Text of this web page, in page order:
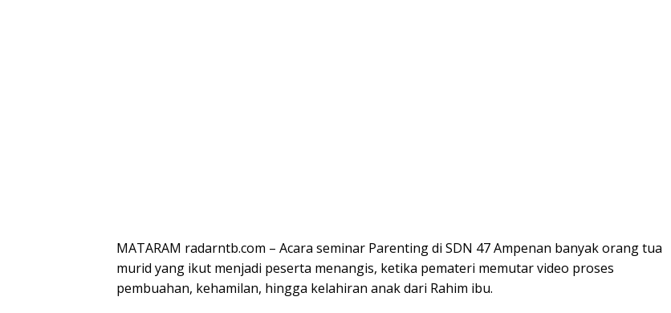
MATARAM radarntb.com – Acara seminar Parenting di SDN 47 Ampenan banyak orang tua
murid yang ikut menjadi peserta menangis, ketika pemateri memutar video proses
pembuahan, kehamilan, hingga kelahiran anak dari Rahim ibu.